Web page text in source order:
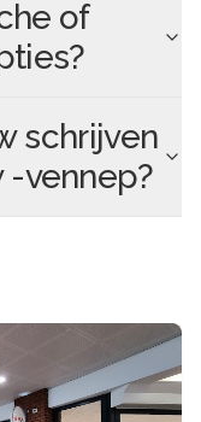
of
schrijven
-vennep?